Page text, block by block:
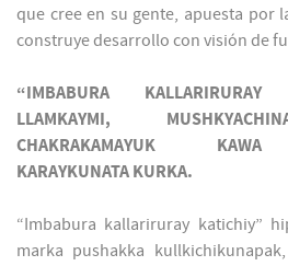
que cree en su gente, apuesta por
construye desarrollo con visión de
“IMBABURA
LLAMKAYMI,
CHAKRAKAMAYUK KAWA
KARAYKUNATA KURKA.
“Imbabura kallariruray katichiy”
marka pushakka